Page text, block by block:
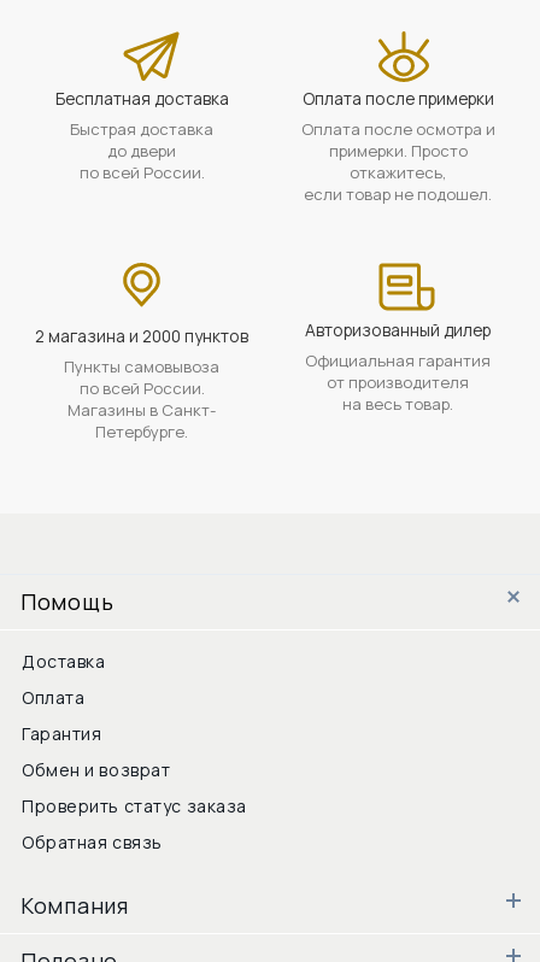
Бесплатная доставка
Быстрая доставка
до двери
по всей России.
Оплата после примерки
Оплата после осмотра и
примерки. Просто
откажитесь,
если товар не подошел.
2 магазина и 2000 пунктов
Пункты самовывоза
по всей России.
Магазины в Санкт-
Петербурге.
Авторизованный дилер
Официальная гарантия
от производителя
на весь товар.
Помощь
Доставка
Оплата
Гарантия
Обмен и возврат
Проверить статус заказа
Обратная связь
Компания